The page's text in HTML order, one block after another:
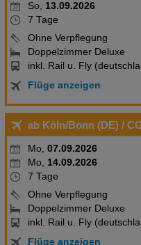
So, 13.09.2026
7 Tage
Ohne Verpflegung
Doppelzimmer Deluxe
inkl. Rail u. Fly
Flüge anzeigen
ab Köln/Bonn (DE) /
Mo, 07.09.2026
Mo, 14.09.2026
7 Tage
Ohne Verpflegung
Doppelzimmer Deluxe
inkl. Rail u. Fly
Flüge anzeigen